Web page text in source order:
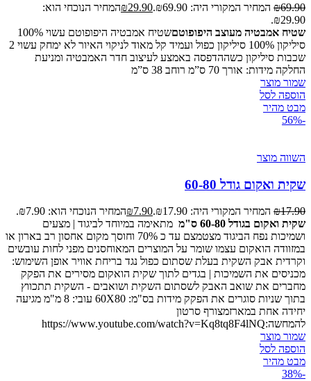
₪69.90 המחיר המקורי היה: ₪69.90. ₪29.90
המחיר הנוכחי הוא:
₪29.90.
שטיח אמבטיה מעוצב היפופוטם
שטיח אמבטיה היפופוטם עשוי 100%
סיליקון 100% סיליקון כפול ועמיד קל מאוד לניקוי האיור לא ימחק עשוי 2
שכבות סיליקון כשההדפסה באמצע לעיצוב חדר האמבטיה ומניעת
החלקה מידות: אורך 70 ס”מ רוחב 38 ס”מ
שמור מוצר
הוספה לסל
מבט מהיר
-56%
השווה מוצר
שקית ואקום גודל 60-80
₪17.90 המחיר המקורי היה: ₪17.90. ₪7.90
המחיר הנוכחי הוא: ₪7.90.
שקית ואקום בגודל 60-80 ס"מ
מתאימה במיוחד לביגוד | מצעים
ושמיכות נפח הביגוד מצטמצם עד כ 70% וחוסך מקום אחסון רב בארון או
במזוודה הואקום עצמו שומר על המוצרים המאוחסנים מפני לחות עובשים
וקרדית אבק השקית בעלת שסתום כפול נגד בריחת אוויר אופן השימוש:
מכניסים את השמיכות | בגדים לתוך שקית הואקום מסירים את הפקק
מחברים את שואב האבק לשסתום השקית ושואבים - השקית תתכווץ
בתוך שניות סוגרים את הפקק מידות בס"מ: 60X80 עובי: 8 מ"מ מגיעה
יחידה אחת במארזמצורף סרטון
להמחשה:https://www.youtube.com/watch?v=Kq8tq8F4lNQ
שמור מוצר
הוספה לסל
מבט מהיר
-38%